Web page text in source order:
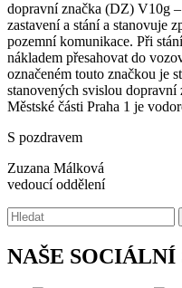
dopravní značka (DZ) V10g
zastavení a stání a stanovuje
pozemní komunikace. Při
nákladem přesahovat do
označeném touto značkou je
stanovených svislou
Městské části Praha 1 je
S pozdravem
Zuzana Málková
vedoucí oddělení
Vyhledávání:
NAŠE SOCIÁLNÍ